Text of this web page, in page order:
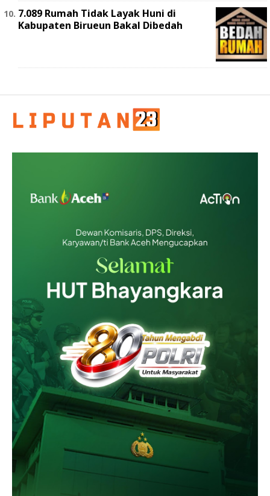
7.089 Rumah Tidak Layak Huni di
Kabupaten Birueun Bakal Dibedah